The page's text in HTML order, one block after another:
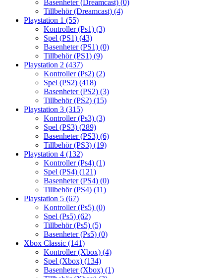
Basenheter (Dreamcast) (0)
Tillbehör (Dreamcast) (4)
Playstation 1 (55)
Kontroller (Ps1) (3)
Spel (PS1) (43)
Basenheter (PS1) (0)
Tillbehör (PS1) (9)
Playstation 2 (437)
Kontroller (Ps2) (2)
Spel (PS2) (418)
Basenheter (PS2) (3)
Tillbehör (PS2) (15)
Playstation 3 (315)
Kontroller (Ps3) (3)
Spel (PS3) (289)
Basenheter (PS3) (6)
Tillbehör (PS3) (19)
Playstation 4 (132)
Kontroller (Ps4) (1)
Spel (PS4) (121)
Basenheter (PS4) (0)
Tillbehör (PS4) (11)
Playstation 5 (67)
Kontroller (Ps5) (0)
Spel (Ps5) (62)
Tillbehör (Ps5) (5)
Basenheter (Ps5) (0)
Xbox Classic (141)
Kontroller (Xbox) (4)
Spel (Xbox) (134)
Basenheter (Xbox) (1)